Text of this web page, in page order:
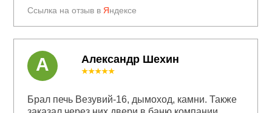
Ссылка на отзыв в Яндексе
Александр Шехин
★★★★★
Брал печь Везувий-16, дымоход, камни. Также
А